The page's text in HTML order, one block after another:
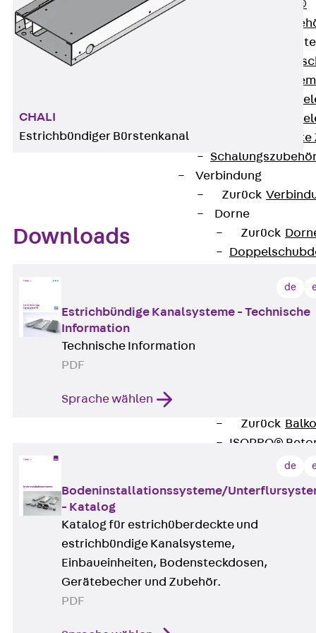
RAPIDOBAT®
Schalrohre
Verbindung
Zurück
Dorne
Zurück
Zurück
Zurück
ISOPRO®
ISOPRO® 120
ISOPRO® 80/
ISOMUR®
Digitale Lösungen
CHALI
Estrichbündiger Bürstenkanal
Downloads
de
Estrichbündige Kanalsysteme - Technische
Information
Technische Information
PDF
Sprache wählen
de
Bodeninstallationssysteme/
- Katalog
Katalog für estrichüberdeckte und
estrichbündige Kanalsysteme,
Einbaueinheiten, Bodensteckdosen,
Gerätebecher und Zubehör.
PDF